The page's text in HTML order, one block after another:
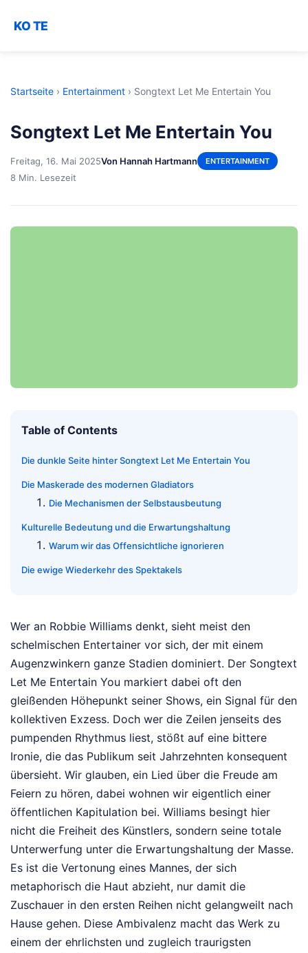
KO TE
Startseite › Entertainment › Songtext Let Me Entertain You
Songtext Let Me Entertain You
Freitag, 16. Mai 2025Von Hannah Hartmann ENTERTAINMENT
8 Min. Lesezeit
Table of Contents
Die dunkle Seite hinter Songtext Let Me Entertain You
Die Maskerade des modernen Gladiators
Die Mechanismen der Selbstausbeutung
Kulturelle Bedeutung und die Erwartungshaltung
Warum wir das Offensichtliche ignorieren
Die ewige Wiederkehr des Spektakels
Wer an Robbie Williams denkt, sieht meist den
schelmischen Entertainer vor sich, der mit einem
Augenzwinkern ganze Stadien dominiert. Der Songtext
Let Me Entertain You markiert dabei oft den
gleißenden Höhepunkt seiner Shows, ein Signal für den
kollektiven Exzess. Doch wer die Zeilen jenseits des
pumpenden Rhythmus liest, stößt auf eine bittere
Ironie, die das Publikum seit Jahrzehnten konsequent
übersieht. Wir glauben, ein Lied über die Freude am
Feiern zu hören, dabei wohnen wir eigentlich einer
öffentlichen Kapitulation bei. Williams besingt hier
nicht die Freiheit des Künstlers, sondern seine totale
Unterwerfung unter die Erwartungshaltung der Masse.
Es ist die Vertonung eines Mannes, der sich
metaphorisch die Haut abzieht, nur damit die
Zuschauer in den ersten Reihen nicht gelangweilt nach
Hause gehen. Diese Ambivalenz macht das Werk zu
einem der ehrlichsten und zugleich traurigsten